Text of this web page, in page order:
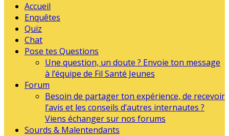
Accueil
Enquêtes
Quiz
Chat
Pose tes Questions
Une question, un doute ? Envoie ton message
à l’équipe de Fil Santé Jeunes
Forum
Besoin de partager ton expérience, de recevoir
l’avis et les conseils d’autres internautes ?
Viens échanger sur nos forums
Sourds & Malentendants